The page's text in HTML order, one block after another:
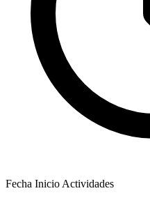
Fecha Inicio Actividades